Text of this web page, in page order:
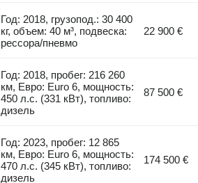
Год: 2018, грузопод.: 30 400
кг, объем: 40 м³, подвеска:
рессора/пневмо
22 900 €
Год: 2018, пробег: 216 260
км, Евро: Euro 6, мощность:
450 л.с. (331 кВт), топливо:
дизель
87 500 €
Год: 2023, пробег: 12 865
км, Евро: Euro 6, мощность:
470 л.с. (345 кВт), топливо:
дизель
174 500 €